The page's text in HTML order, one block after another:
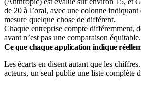
Chaque entreprise compte différemment,
avant n’est pas une comparaison équitable.
Ce que chaque application indique
Les écarts en disent autant que les
acteurs, un seul publie une liste complète